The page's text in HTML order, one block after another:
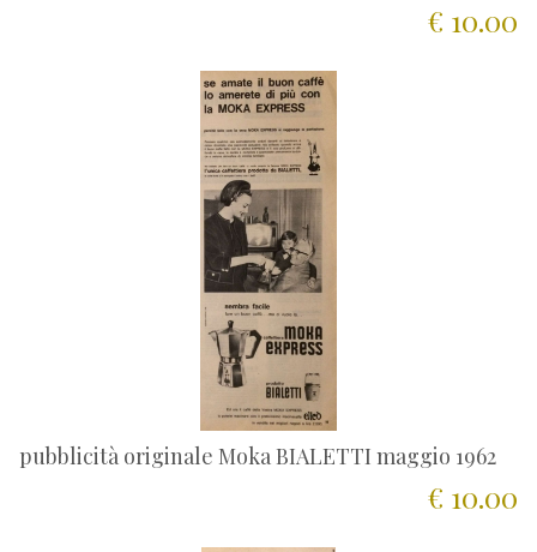
€ 10.00
pubblicità originale Moka BIALETTI maggio 1962
€ 10.00